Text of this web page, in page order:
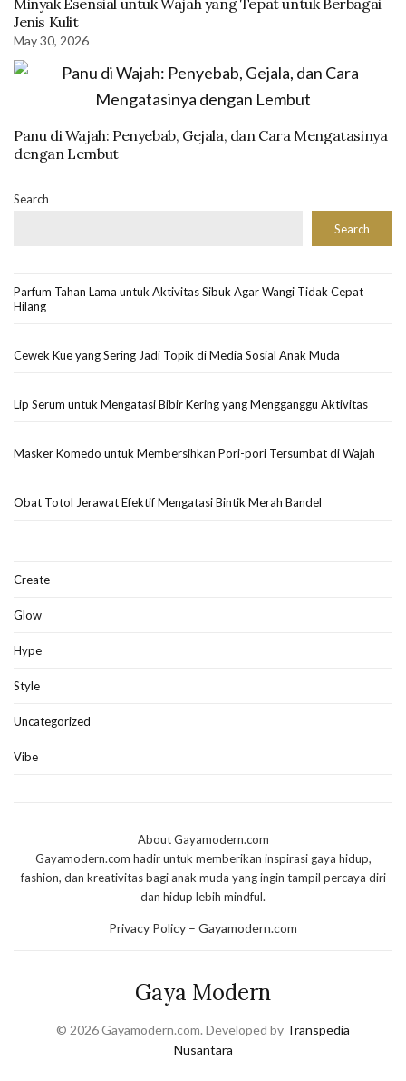
Jenis Kulit
May 30, 2026
Panu di Wajah: Penyebab, Gejala, dan Cara Mengatasinya
dengan Lembut
Search
Search
Parfum Tahan Lama untuk Aktivitas Sibuk Agar Wangi Tidak Cepat
Hilang
Cewek Kue yang Sering Jadi Topik di Media Sosial Anak Muda
Lip Serum untuk Mengatasi Bibir Kering yang Mengganggu Aktivitas
Masker Komedo untuk Membersihkan Pori-pori Tersumbat di Wajah
Obat Totol Jerawat Efektif Mengatasi Bintik Merah Bandel
Create
Glow
Hype
Style
Uncategorized
Vibe
About Gayamodern.com
Gayamodern.com hadir untuk memberikan inspirasi gaya hidup,
fashion, dan kreativitas bagi anak muda yang ingin tampil percaya diri
dan hidup lebih mindful.
Privacy Policy – Gayamodern.com
Gaya Modern
© 2026 Gayamodern.com. Developed by Transpedia
Nusantara